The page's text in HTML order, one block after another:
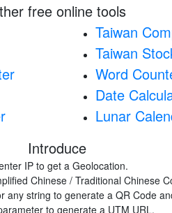
free online tools
Taiwan
Taiwan
Word
Date
Lunar
Introduce
IP to get a Geolocation.
Chinese / Traditional Chinese
any string to generate a QR Code
to generate a UTM URL.